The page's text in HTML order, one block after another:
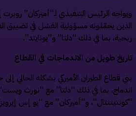
الرئيس التنفيذي لـ”أميركان” روبرت
يحمّلونه مسؤولية الفشل في تضييق
بما في ذلك “دلتا” و”يونايتد”.
طويل من الاندماجات في القطاع
قطاع الطيران الأميركي بشكله الحالي إلى
بما في ذلك “دلتا” مع “نورث ويست”،
و”أميركان” مع “يو إس إيرويز”.